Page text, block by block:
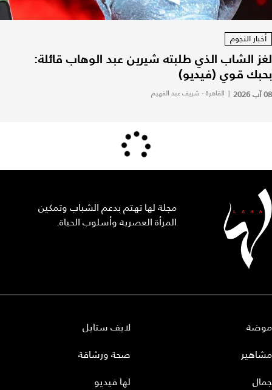
أخبار النجوم
لغز الشاب الذي طلبته شيرين عبد الوهاب قائلة:
بحبك قوي (فيديو)
08 آب 2026 | القاهرة - شريف عبد الفهيم
مجلة لها تهتم بدعم الشباب وتمكين
المرأة العصرية وأسلوب الحياة.
موضة
مشاهير
جمال
لايف ستايل
صحة ورشاقة
لها فيديو